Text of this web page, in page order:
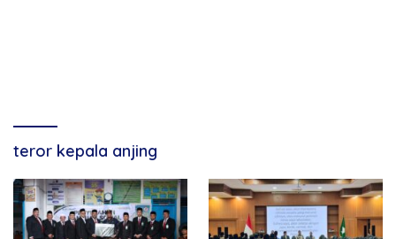
teror kepala anjing